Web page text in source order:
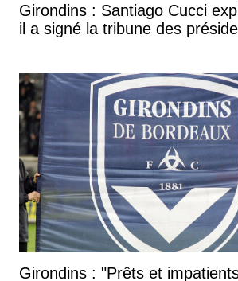
Girondins : Santiago Cucci
il a signé la tribune des
Girondins : "Prêts et